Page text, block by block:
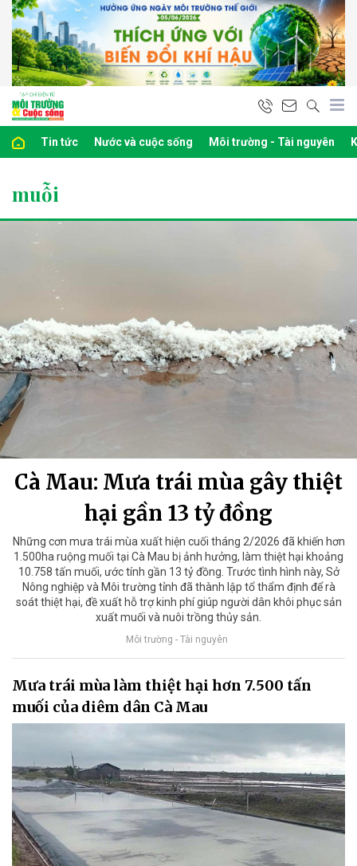
Tin tức Nước và cuộc sống Môi trường - Tài nguyên
muỗi
Cà Mau: Mưa trái mùa gây thiệt
hại gần 13 tỷ đồng
Những cơn mưa trái mùa xuất hiện cuối tháng 2/2026 đã khiến hơn
1.500ha ruộng muối tại Cà Mau bị ảnh hưởng, làm thiệt hại khoảng
10.758 tấn muối, ước tính gần 13 tỷ đồng. Trước tình hình này, Sở
Nông nghiệp và Môi trường tỉnh đã thành lập tổ thẩm định để rà
soát thiệt hại, đề xuất hỗ trợ kinh phí giúp người dân khôi phục sản
xuất muối và nuôi trồng thủy sản.
Môi trường - Tài nguyên
Mưa trái mùa làm thiệt hại hơn 7.500 tấn
muối của diêm dân Cà Mau